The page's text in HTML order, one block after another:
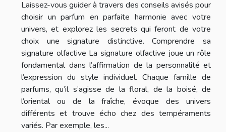
Laissez-vous guider à travers des conseils avisés pour
choisir un parfum en parfaite harmonie avec votre
univers, et explorez les secrets qui feront de votre
choix une signature distinctive. Comprendre sa
signature olfactive La signature olfactive joue un rôle
fondamental dans l’affirmation de la personnalité et
l’expression du style individuel. Chaque famille de
parfums, qu’il s’agisse de la floral, de la boisé, de
l’oriental ou de la fraîche, évoque des univers
différents et trouve écho chez des tempéraments
variés. Par exemple, les...